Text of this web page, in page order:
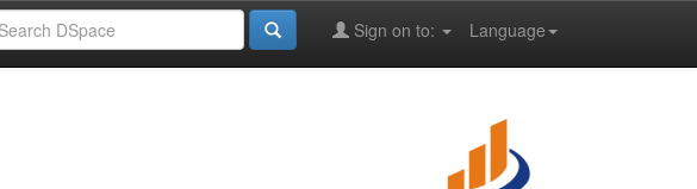
Language
Sign on to: